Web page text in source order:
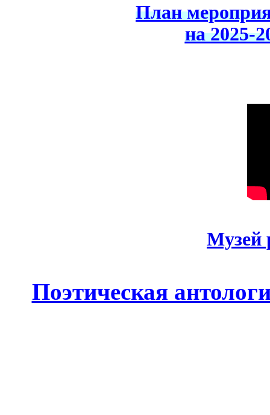
План
на 2025-
Музей
Поэтическая